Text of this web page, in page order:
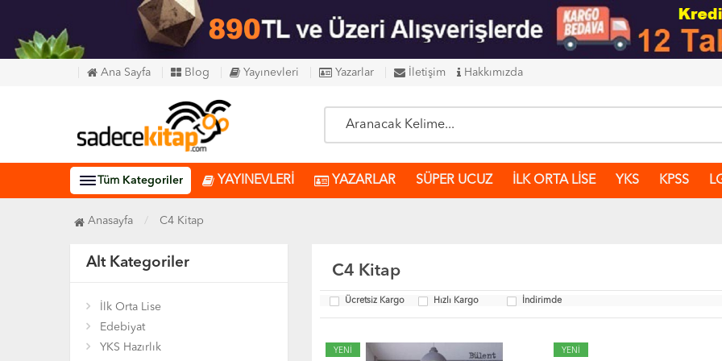
Ana Sayfa Blog Yayınevleri Yazarlar İletişim Hakkımızda
Tüm Kategoriler YAYINEVLERİ YAZARLAR SÜPER UCUZ İLK ORTA LİSE YKS KPSS
Anasayfa C4 Kitap
Alt Kategoriler
İlk Orta Lise
Edebiyat
YKS Hazırlık
C4 Kitap
Ücretsiz Kargo Hızlı Kargo İndirimde
YENİ YENİ